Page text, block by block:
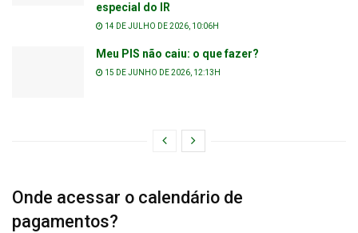
especial do IR
14 DE JULHO DE 2026, 10:06H
Meu PIS não caiu: o que fazer?
15 DE JUNHO DE 2026, 12:13H
Onde acessar o calendário de
pagamentos?